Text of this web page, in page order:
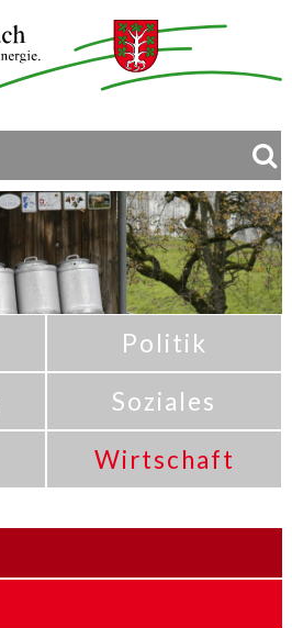
Politik
Soziales
Wirtschaft